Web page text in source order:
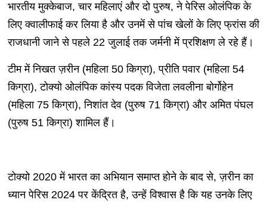
भारतीय मुक्केबाज, चार महिलाएं और दो पुरुष, ने पेरिस ओलंपिक के
लिए क्वालीफाई कर लिया है और उनमें से पांच खेलों के लिए फ्रांस की
राजधानी जाने से पहले 22 जुलाई तक जर्मनी में प्रशिक्षण ले रहे हैं।
टीम में निखत ज़रीन (महिला 50 किग्रा), प्रीति पवार (महिला 54
किग्रा), टोक्यो ओलंपिक कांस्य पदक विजेता लवलीना बोर्गोहेन
(महिला 75 किग्रा), निशांत देव (पुरुष 71 किग्रा) और अमित पंघल
(पुरुष 51 किग्रा) शामिल हैं।
टोक्यो 2020 में भारत का अभियान समाप्त होने के बाद से, ज़रीन का
ध्यान पेरिस 2024 पर केंद्रित है, उन्हें विश्वास है कि यह उनके लिए